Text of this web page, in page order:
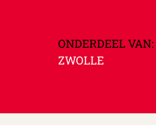
ONDERDEEL VAN:
ZWOLLE